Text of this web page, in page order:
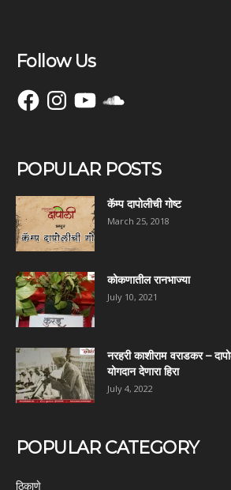
Follow Us
FacebookInstagram
YouTube
POPULAR POSTS
कॅम्प दापोलीची गोष्ट
March 25, 2018
कोकणातील रानभाज्या
July 10, 2021
नरहरी काशीराम वराडकर –
योगदान देणारा हिरा
July 4, 2022
POPULAR CATEGORY
ठिकाणे